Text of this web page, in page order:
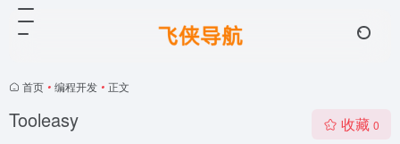
首页 • 编程开发 • 正文
Tooleasy 收藏 0